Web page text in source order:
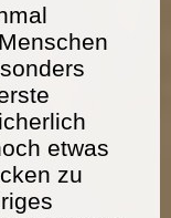
etwas
zu